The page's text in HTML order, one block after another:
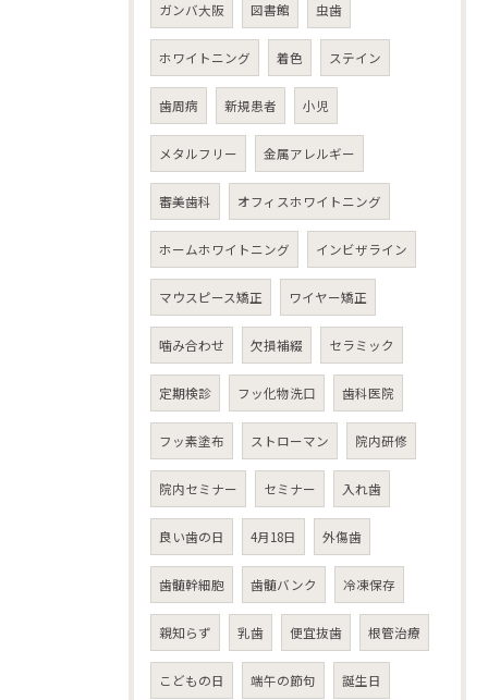
ガンバ大阪 図書館 虫歯
ホワイトニング 着色 ステイン
歯周病 新規患者 小児
メタルフリー 金属アレルギー
審美歯科 オフィスホワイトニング
ホームホワイトニング インビザライン
マウスピース矯正 ワイヤー矯正
噛み合わせ 欠損補綴 セラミック
定期検診 フッ化物洗口 歯科医院
フッ素塗布 ストローマン 院内研修
院内セミナー セミナー 入れ歯
良い歯の日 4月18日 外傷歯
歯髄幹細胞 歯髄バンク 冷凍保存
親知らず 乳歯 便宜抜歯 根管治療
こどもの日 端午の節句 誕生日